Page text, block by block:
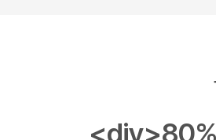
<div>80%